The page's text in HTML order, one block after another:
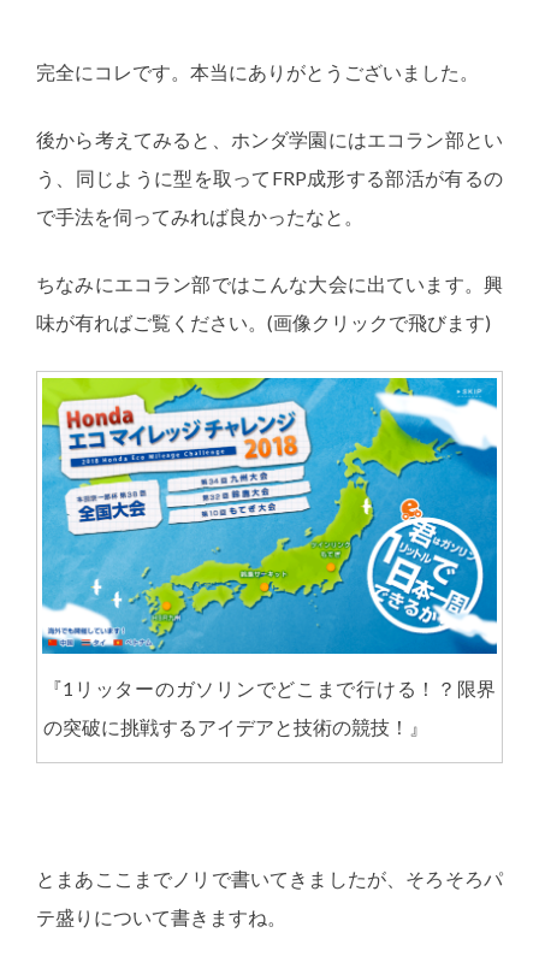
完全にコレです。本当にありがとうございました。
後から考えてみると、ホンダ学園にはエコラン部とい
う、同じように型を取ってFRP成形する部活が有るの
で手法を伺ってみれば良かったなと。
ちなみにエコラン部ではこんな大会に出ています。興
味が有ればご覧ください。(画像クリックで飛びます)
『1リッターのガソリンでどこまで行ける！？限界
の突破に挑戦するアイデアと技術の競技！』
とまあここまでノリで書いてきましたが、そろそろパ
テ盛りについて書きますね。